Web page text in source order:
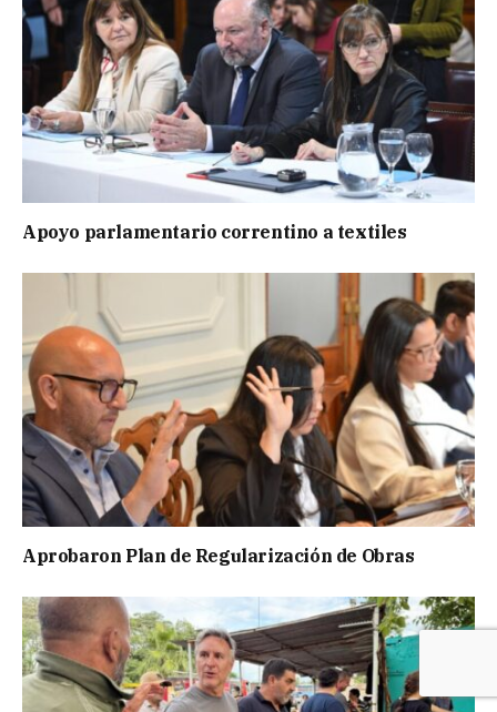
Apoyo parlamentario correntino a textiles
Aprobaron Plan de Regularización de Obras